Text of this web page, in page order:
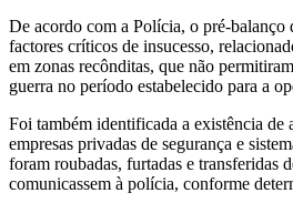
De acordo com a Polícia, o pré-balanço
factores críticos de insucesso,
em zonas recônditas, que não
guerra no período estabelecido para a
Foi também identificada a existência de
empresas privadas de segurança e
foram roubadas, furtadas e transferidas
comunicassem à polícia, conforme